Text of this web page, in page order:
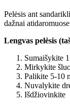
Pelėsis ant
dažnai
Lengvas pelėsis
Sumaišykite
Mirkykite
Palikite 5-10
Nuvalykite
Išdžiovinkite